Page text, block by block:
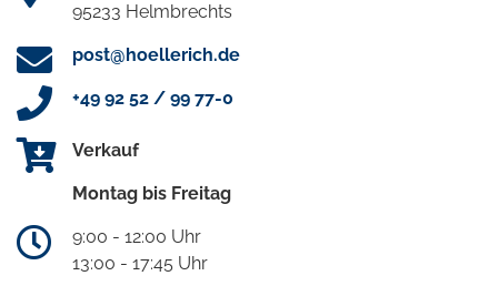
95233 Helmbrechts
post@hoellerich.de
+49 92 52 / 99 77-0
Verkauf
Montag bis Freitag
9:00 - 12:00 Uhr
13:00 - 17:45 Uhr